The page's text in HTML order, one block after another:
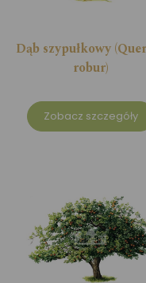
Dąb szypułkowy
robur)
Zobacz szczegóły